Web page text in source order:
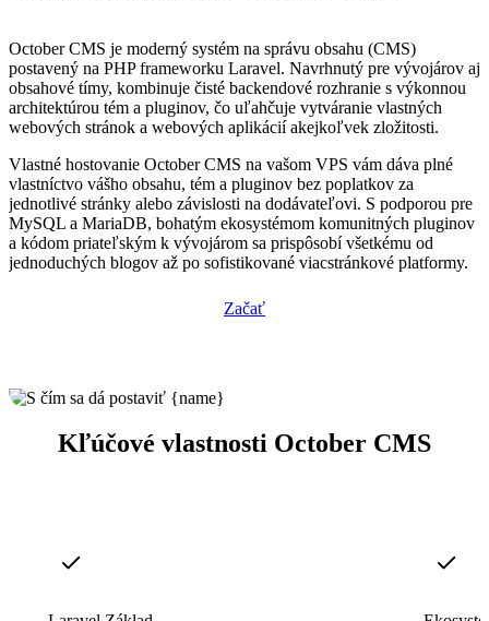
October CMS je moderný systém na správu obsahu (CMS)
postavený na PHP frameworku Laravel. Navrhnutý pre vývojárov aj
obsahové tímy, kombinuje čisté backendové rozhranie s výkonnou
architektúrou tém a pluginov, čo uľahčuje vytváranie vlastných
webových stránok a webových aplikácií akejkoľvek zložitosti.
Vlastné hostovanie October CMS na vašom VPS vám dáva plné
vlastníctvo vášho obsahu, tém a pluginov bez poplatkov za
jednotlivé stránky alebo závislosti na dodávateľovi. S podporou pre
MySQL a MariaDB, bohatým ekosystémom komunitných pluginov
a kódom priateľským k vývojárom sa prispôsobí všetkému od
jednoduchých blogov až po sofistikované viacstránkové platformy.
Začať
Kľúčové vlastnosti October CMS